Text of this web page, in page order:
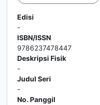
Edisi
-
ISBN/ISSN
9786237478447
Deskripsi Fisik
-
Judul Seri
-
No. Panggil